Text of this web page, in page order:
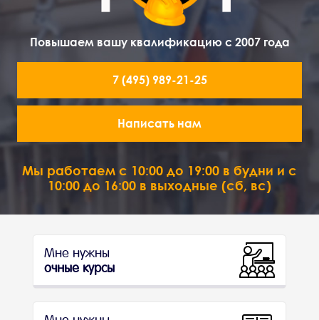
Повышаем вашу квалификацию с 2007 года
7 (495) 989-21-25
Написать нам
Мы работаем с 10:00 до 19:00 в будни и с
10:00 до 16:00 в выходные (сб, вс)
Мне нужны
очные курсы